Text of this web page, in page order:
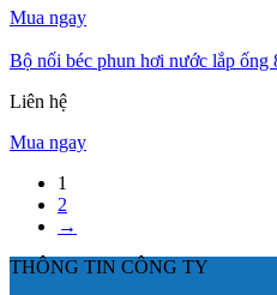
Mua ngay
Bộ nối béc phun hơi nước lắp ống
Liên hệ
Mua ngay
1
2
→
THÔNG TIN CÔNG TY